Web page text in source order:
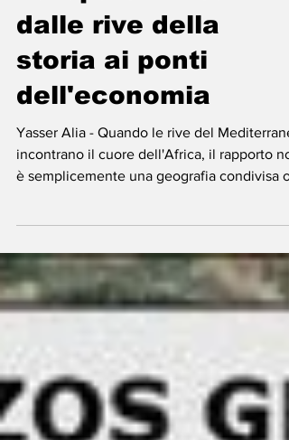
Europa e Africa:
dalle rive della
storia ai ponti
dell'economia
Yasser Alia - Quando le rive del